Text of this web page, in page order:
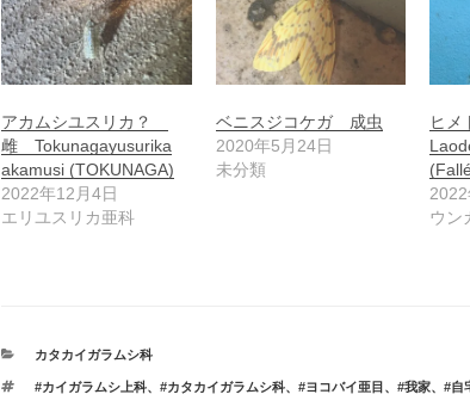
アカムシユスリカ？
雌 Tokunagayusurika
akamusi (TOKUNAGA)
2022年12月4日
エリユスリカ亜科
ベニスジコケガ 成虫
2020年5月24日
未分類
ヒ
ウン
カ
ゴ
カタカイガラムシ科
タ
#カイガラムシ上科、 #カタカイガラムシ科、 #ヨコバイ亜目 、 #我家、 #自